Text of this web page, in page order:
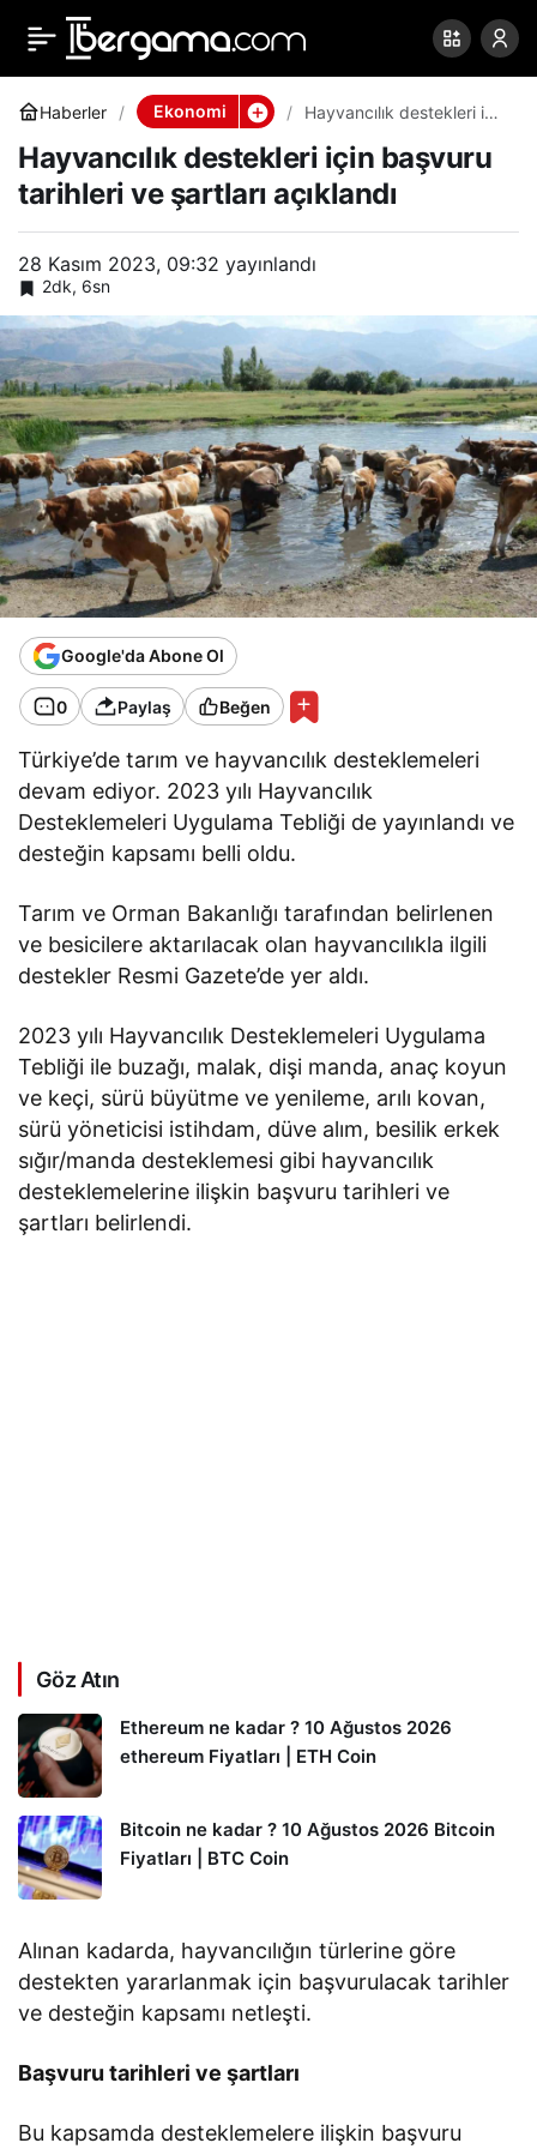
Haberler Ekonomi
Hayvancılık destekleri için
şartları açıklandı
Hayvancılık destekleri için başvuru
tarihleri ve şartları açıklandı
28 Kasım 2023, 09:32 yayınlandı
2dk, 6sn
Google'da Abone Ol
0 Paylaş Beğen
Türkiye’de tarım ve hayvancılık desteklemeleri
devam ediyor. 2023 yılı Hayvancılık
Desteklemeleri Uygulama Tebliği de yayınlandı ve
desteğin kapsamı belli oldu.
Tarım ve Orman Bakanlığı tarafından belirlenen
ve besicilere aktarılacak olan hayvancılıkla ilgili
destekler Resmi Gazete’de yer aldı.
2023 yılı Hayvancılık Desteklemeleri Uygulama
Tebliği ile buzağı, malak, dişi manda, anaç koyun
ve keçi, sürü büyütme ve yenileme, arılı kovan,
sürü yöneticisi istihdam, düve alım, besilik erkek
sığır/manda desteklemesi gibi hayvancılık
desteklemelerine ilişkin başvuru tarihleri ve
şartları belirlendi.
Göz Atın
Ethereum ne kadar ? 10 Ağustos 2026
ethereum Fiyatları | ETH Coin
Bitcoin ne kadar ? 10 Ağustos 2026 Bitcoin
Fiyatları | BTC Coin
Alınan kadarda, hayvancılığın türlerine göre
destekten yararlanmak için başvurulacak tarihler
ve desteğin kapsamı netleşti.
Başvuru tarihleri ve şartları
Bu kapsamda desteklemelere ilişkin başvuru
Hayvancılık destekleri
için başvuru tarihleri ve
şartları açıklandı
0 Paylaş